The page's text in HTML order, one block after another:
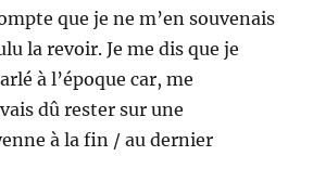
que je ne m’en souvenais
la revoir. Je me dis que je
à l’époque car, me
dû rester sur une
à la fin / au dernier